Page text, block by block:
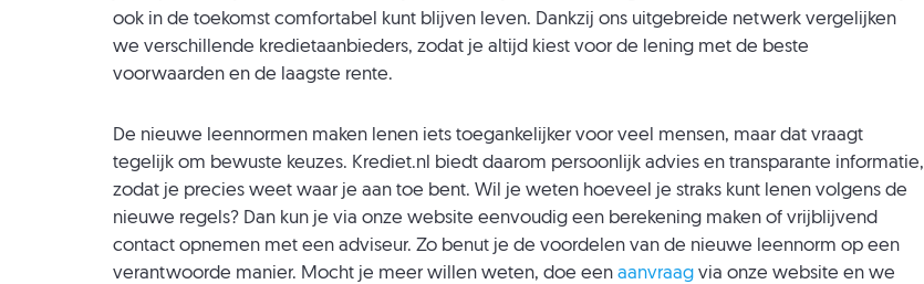
ook in de toekomst comfortabel kunt blijven leven. Dankzij ons uitgebreide netwerk vergelijken
we verschillende kredietaanbieders, zodat je altijd kiest voor de lening met de beste
voorwaarden en de laagste rente.
De nieuwe leennormen maken lenen iets toegankelijker voor veel mensen, maar dat vraagt
tegelijk om bewuste keuzes. Krediet.nl biedt daarom persoonlijk advies en transparante informatie,
zodat je precies weet waar je aan toe bent. Wil je weten hoeveel je straks kunt lenen volgens de
nieuwe regels? Dan kun je via onze website eenvoudig een berekening maken of vrijblijvend
contact opnemen met een adviseur. Zo benut je de voordelen van de nieuwe leennorm op een
verantwoorde manier. Mocht je meer willen weten, doe een aanvraag via onze website en we